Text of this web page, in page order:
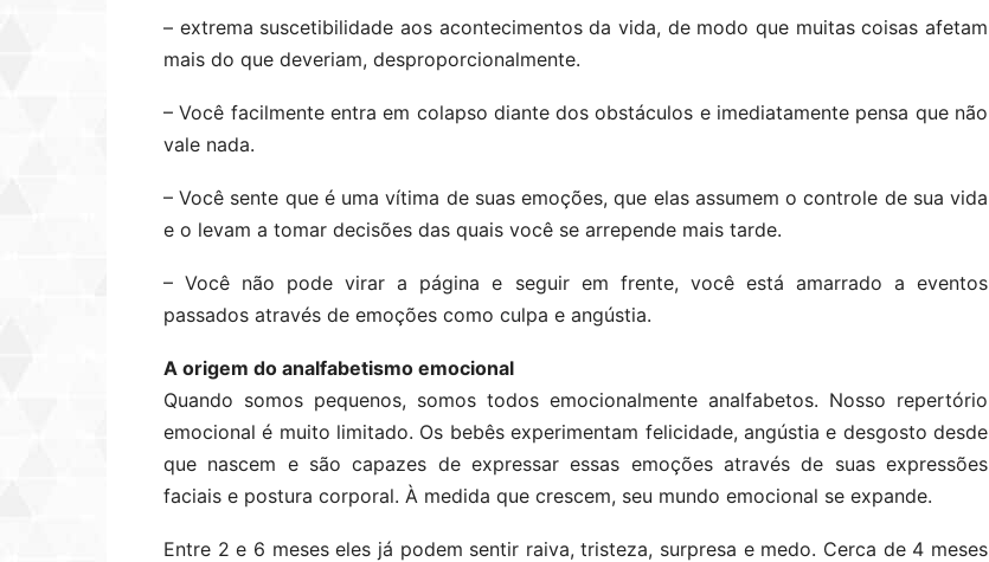
– extrema suscetibilidade aos acontecimentos da vida, de modo que muitas coisas afetam
mais do que deveriam, desproporcionalmente.
– Você facilmente entra em colapso diante dos obstáculos e imediatamente pensa que não
vale nada.
– Você sente que é uma vítima de suas emoções, que elas assumem o controle de sua vida
e o levam a tomar decisões das quais você se arrepende mais tarde.
– Você não pode virar a página e seguir em frente, você está amarrado a eventos
passados ​​através de emoções como culpa e angústia.
A origem do analfabetismo emocional
Quando somos pequenos, somos todos emocionalmente analfabetos. Nosso repertório
emocional é muito limitado. Os bebês experimentam felicidade, angústia e desgosto desde
que nascem e são capazes de expressar essas emoções através de suas expressões
faciais e postura corporal. À medida que crescem, seu mundo emocional se expande.
Entre 2 e 6 meses eles já podem sentir raiva, tristeza, surpresa e medo. Cerca de 4 meses